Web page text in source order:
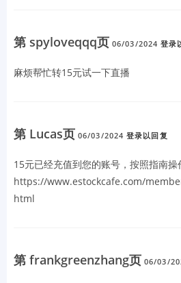
第 spyloveqqq页 06/03/2024 登录
麻烦帮忙转15元试一下直播
第 Lucas页 06/03/2024 登录以回复
15元已经充值到您的账号，按照指南操
https://www.estockcafe.com/
html
第 frankgreenzhang页 06/03/